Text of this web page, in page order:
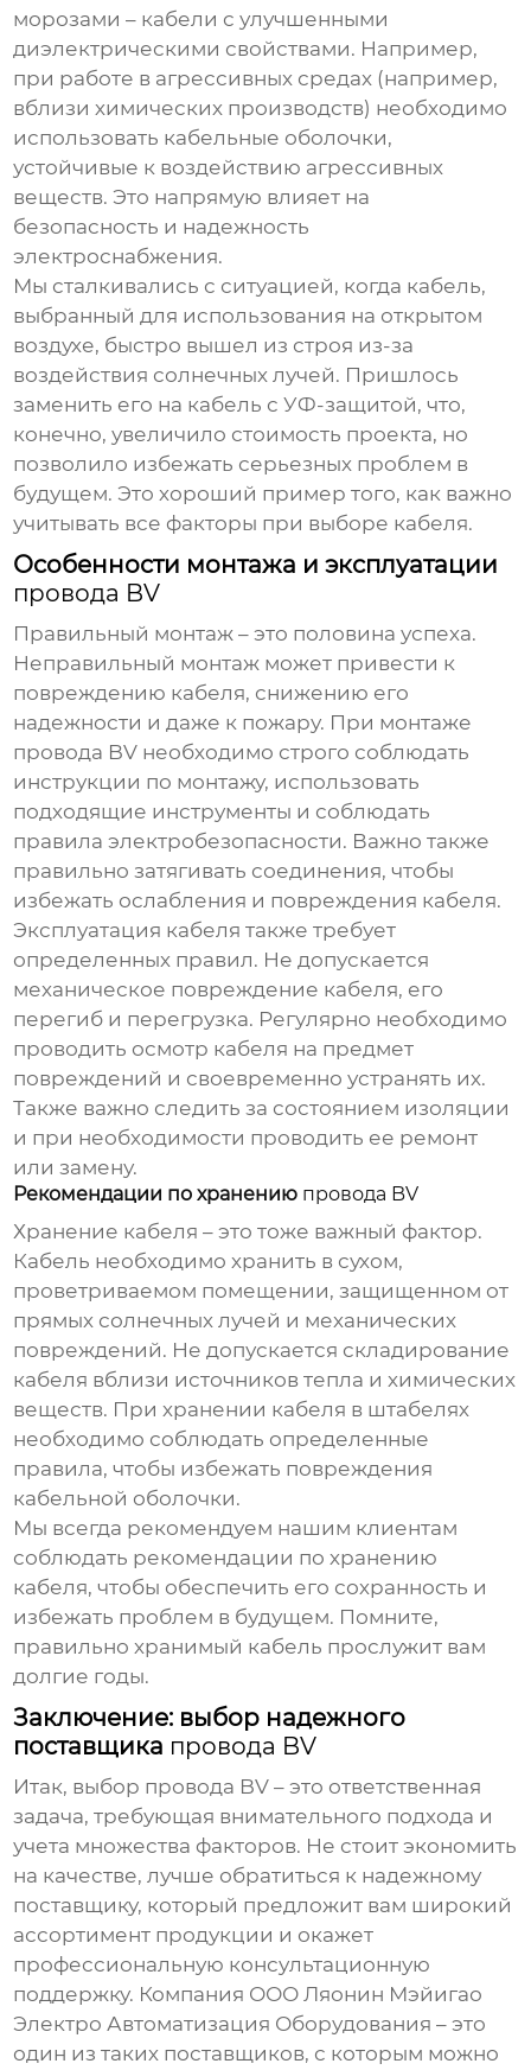
морозами – кабели с улучшенными
диэлектрическими свойствами. Например,
при работе в агрессивных средах (например,
вблизи химических производств) необходимо
использовать кабельные оболочки,
устойчивые к воздействию агрессивных
веществ. Это напрямую влияет на
безопасность и надежность
электроснабжения.
Мы сталкивались с ситуацией, когда кабель,
выбранный для использования на открытом
воздухе, быстро вышел из строя из-за
воздействия солнечных лучей. Пришлось
заменить его на кабель с УФ-защитой, что,
конечно, увеличило стоимость проекта, но
позволило избежать серьезных проблем в
будущем. Это хороший пример того, как важно
учитывать все факторы при выборе кабеля.
Особенности монтажа и эксплуатации
провода BV
Правильный монтаж – это половина успеха.
Неправильный монтаж может привести к
повреждению кабеля, снижению его
надежности и даже к пожару. При монтаже
провода BV необходимо строго соблюдать
инструкции по монтажу, использовать
подходящие инструменты и соблюдать
правила электробезопасности. Важно также
правильно затягивать соединения, чтобы
избежать ослабления и повреждения кабеля.
Эксплуатация кабеля также требует
определенных правил. Не допускается
механическое повреждение кабеля, его
перегиб и перегрузка. Регулярно необходимо
проводить осмотр кабеля на предмет
повреждений и своевременно устранять их.
Также важно следить за состоянием изоляции
и при необходимости проводить ее ремонт
или замену.
Рекомендации по хранению провода BV
Хранение кабеля – это тоже важный фактор.
Кабель необходимо хранить в сухом,
проветриваемом помещении, защищенном от
прямых солнечных лучей и механических
повреждений. Не допускается складирование
кабеля вблизи источников тепла и химических
веществ. При хранении кабеля в штабелях
необходимо соблюдать определенные
правила, чтобы избежать повреждения
кабельной оболочки.
Мы всегда рекомендуем нашим клиентам
соблюдать рекомендации по хранению
кабеля, чтобы обеспечить его сохранность и
избежать проблем в будущем. Помните,
правильно хранимый кабель прослужит вам
долгие годы.
Заключение: выбор надежного
поставщика провода BV
Итак, выбор провода BV – это ответственная
задача, требующая внимательного подхода и
учета множества факторов. Не стоит экономить
на качестве, лучше обратиться к надежному
поставщику, который предложит вам широкий
ассортимент продукции и окажет
профессиональную консультационную
поддержку. Компания ООО Ляонин Мэйигао
Электро Автоматизация Оборудования – это
один из таких поставщиков, с которым можно